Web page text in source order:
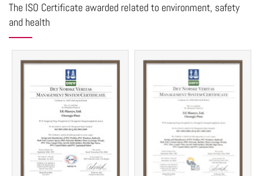
The ISO Certificate awarded related to environment, safety
and health